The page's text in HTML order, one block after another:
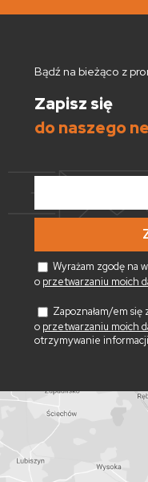
Bądź na bieżąco z
Zapisz się
do naszego
*
Wyrażam zgodę na
o przetwarzaniu moich
Zapoznałam/em
o przetwarzaniu moich
otrzymywanie